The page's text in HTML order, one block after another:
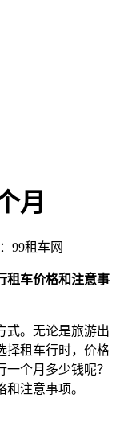
月
99租车网
租车价格和注意事
式。无论是旅游出
择租车行时，价格
个月多少钱呢？
注意事项。